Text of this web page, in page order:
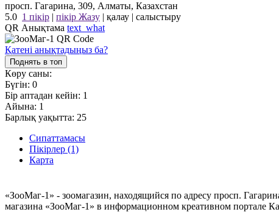
просп. Гагарина, 309, Алматы, Казахстан
5.0 1 пікір | пікір Жазу | қалау | салыстыру
QR Анықтама text_what
Қатені анықтадыңыз ба?
Поднять в топ
Көру саны:
Бүгін: 0
Бір аптадан кейін: 1
Айына: 1
Барлық уақытта: 25
Сипаттамасы
Пікірлер (1)
Карта
«ЗооМаг-1» - зоомагазин, находящийся по адресу просп.
магазина «ЗооМаг-1» в информационном креативном портале